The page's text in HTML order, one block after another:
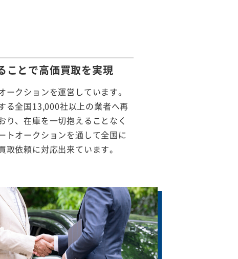
ことで高価買取を実現
クションを運営しています。
る全国13,000社以上の業者へ再
、在庫を一切抱えることなく
トオークションを通して全国に
依頼に対応出来ています。